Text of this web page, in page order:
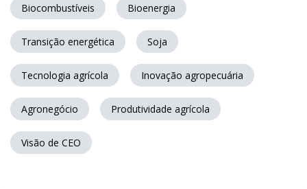
Biocombustíveis Bioenergia
Transição energética Soja
Tecnologia agrícola Inovação agropecuária
Agronegócio Produtividade agrícola
Visão de CEO